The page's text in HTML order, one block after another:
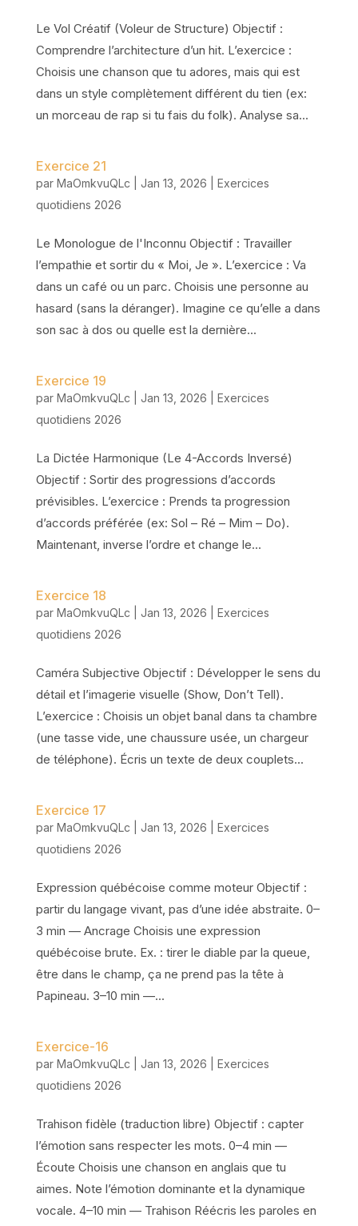
Le Vol Créatif (Voleur de Structure) Objectif :
Comprendre l’architecture d’un hit. L’exercice :
Choisis une chanson que tu adores, mais qui est
dans un style complètement différent du tien (ex:
un morceau de rap si tu fais du folk). Analyse sa...
Exercice 21
par MaOmkvuQLc Jan 13, 2026
Exercices
quotidiens 2026
Le Monologue de l'Inconnu Objectif : Travailler
l’empathie et sortir du « Moi, Je ». L’exercice : Va
dans un café ou un parc. Choisis une personne au
hasard (sans la déranger). Imagine ce qu’elle a dans
son sac à dos ou quelle est la dernière...
Exercice 19
par MaOmkvuQLc Jan 13, 2026
Exercices
quotidiens 2026
La Dictée Harmonique (Le 4-Accords Inversé)
Objectif : Sortir des progressions d’accords
prévisibles. L’exercice : Prends ta progression
d’accords préférée (ex: Sol – Ré – Mim – Do).
Maintenant, inverse l’ordre et change le...
Exercice 18
par MaOmkvuQLc Jan 13, 2026
Exercices
quotidiens 2026
Caméra Subjective Objectif : Développer le sens du
détail et l’imagerie visuelle (Show, Don’t Tell).
L’exercice : Choisis un objet banal dans ta chambre
(une tasse vide, une chaussure usée, un chargeur
de téléphone). Écris un texte de deux couplets...
Exercice 17
par MaOmkvuQLc Jan 13, 2026
Exercices
quotidiens 2026
Expression québécoise comme moteur Objectif :
partir du langage vivant, pas d’une idée abstraite. 0–
3 min — Ancrage Choisis une expression
québécoise brute. Ex. : tirer le diable par la queue,
être dans le champ, ça ne prend pas la tête à
Papineau. 3–10 min —...
Exercice-16
par MaOmkvuQLc Jan 13, 2026
Exercices
quotidiens 2026
Trahison fidèle (traduction libre) Objectif : capter
l’émotion sans respecter les mots. 0–4 min —
Écoute Choisis une chanson en anglais que tu
aimes. Note l’émotion dominante et la dynamique
vocale. 4–10 min — Trahison Réécris les paroles en